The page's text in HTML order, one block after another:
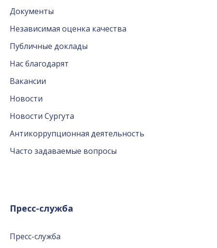
Документы
Независимая оценка качества
Публичные доклады
Нас благодарят
Вакансии
Новости
Новости Сургута
Антикоррупционная деятельность
Часто задаваемые вопросы
Пресс-служба
Пресс-служба